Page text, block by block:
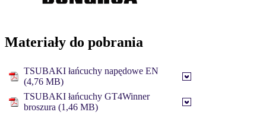
Materiały do pobrania
TSUBAKI łańcuchy napędowe EN
(4,76 MB)
TSUBAKI łańcuchy GT4Winner
broszura (1,46 MB)